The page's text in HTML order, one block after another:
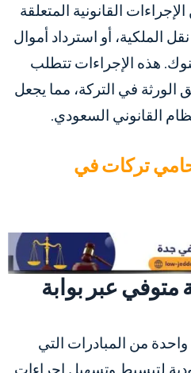
القانونية المتعلقة
الملكية، أو استرداد أموال
هذه الإجراءات تتطلب
في التركة، مما يجعل
القانوني السعودي.
تركات في
عبر بوابة
واحدة من المبادرات التي